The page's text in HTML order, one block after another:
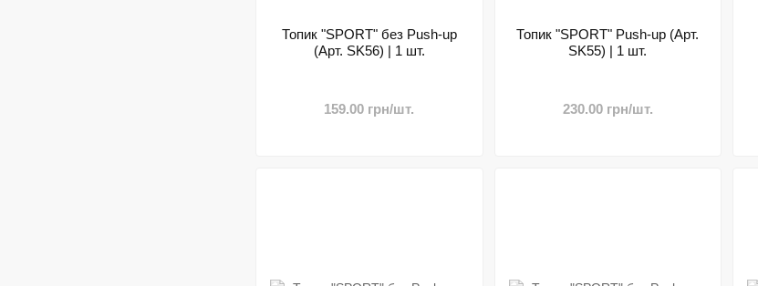
Топик "SPORT" без Push-up
(Арт. SK56) | 1 шт.
159.00 грн/шт.
Топик "SPORT" Push-up (Арт.
SK55) | 1 шт.
230.00 грн/шт.